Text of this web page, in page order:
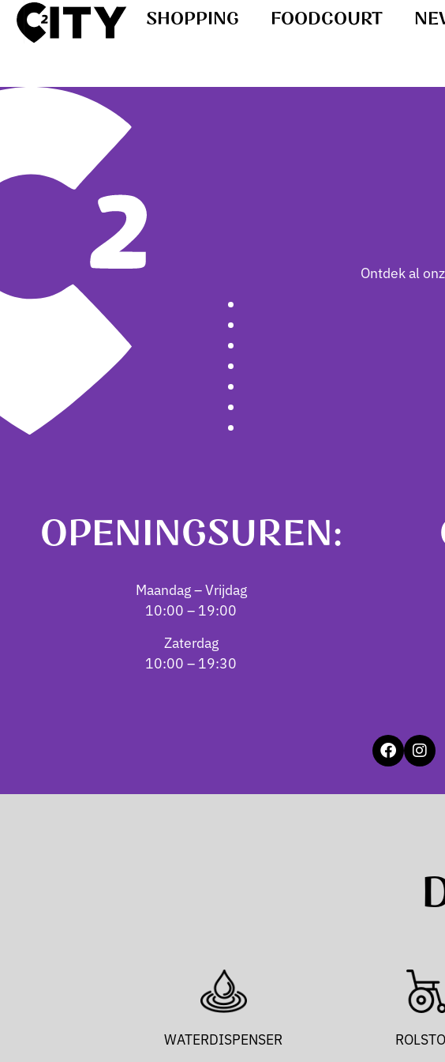
SHOPPING FOODCOURT
Ontdek al
OPENINGSUREN:
Maandag – Vrijdag
10:00 – 19:00
Zaterdag
10:00 – 19:30
WATERDISPENSER